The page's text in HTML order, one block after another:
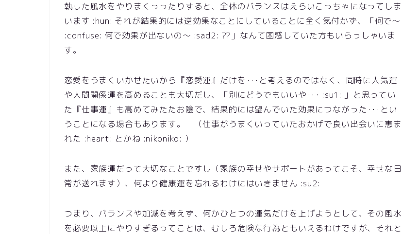
執した風水をやりまくっったりすると、全体のバランスはえらいこっちゃになってしま
います :hun: それが結果的には逆効果なことにしていることに全く気付かず、「何で～
:confuse: 何で効果が出ないの～ :sad2: ??」なんて困惑していた方もいらっしゃいま
す。
恋愛をうまくいかせたいから『恋愛運』だけを･･･と考えるのではなく、同時に人気運
や人間関係運を高めることも大切だし、「別にどうでもいいや･･･ :su1: 」と思ってい
た『仕事運』も高めてみたたお陰で、結果的には望んでいた効果につながった･･･とい
うことになる場合もあります。 （仕事がうまくいっていたおかげで良い出会いに恵ま
れた :heart: とかね :nikoniko: ）
また、家族運だって大切なことですし（家族の幸せやサポートがあってこそ、幸せな日
常が送れます）、何より健康運を忘れるわけにはいきません :su2:
つまり、バランスや加減を考えず、何かひとつの運気だけを上げようとして、その風水
を必要以上にやりすぎるってことは、むしろ危険な行為ともいえるわけですが、それと